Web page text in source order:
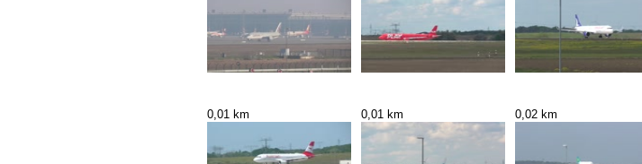
0,01 km 0,01 km 0,02 km